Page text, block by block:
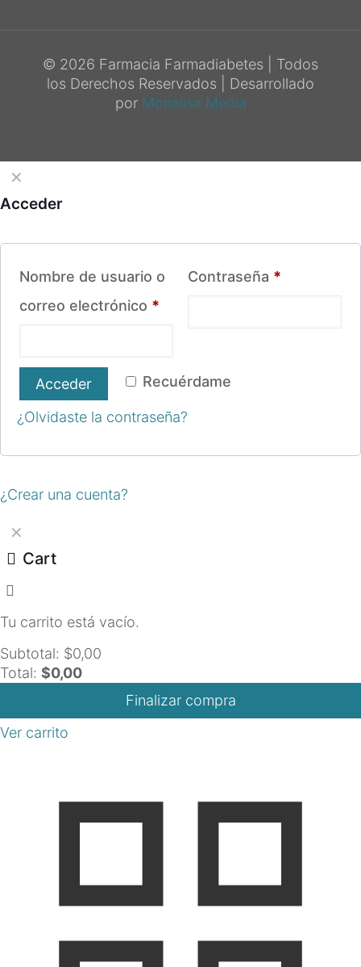
© 2026 Farmacia Farmadiabetes | Todos
los Derechos Reservados | Desarrollado
por Monalisa Media
✕
Acceder
Nombre de usuario o
correo electrónico *
Contraseña *
Recuérdame
Acceder
¿Olvidaste la contraseña?
¿Crear una cuenta?
✕
Cart
Tu carrito está vacío.
Subtotal: $0,00
Total: $0,00
Finalizar compra
Ver carrito